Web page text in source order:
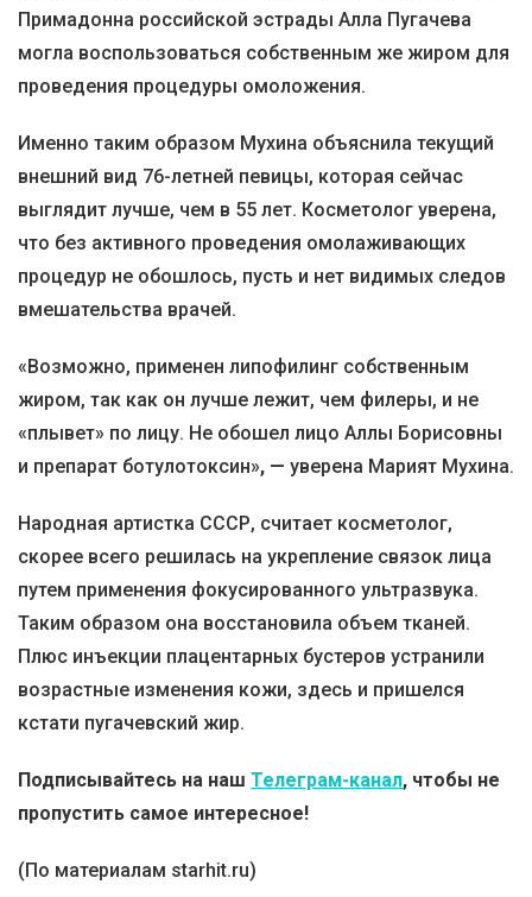
Примадонна российской эстрады Алла Пугачева
могла воспользоваться собственным же жиром для
проведения процедуры омоложения.
Именно таким образом Мухина объяснила текущий
внешний вид 76-летней певицы, которая сейчас
выглядит лучше, чем в 55 лет. Косметолог уверена,
что без активного проведения омолаживающих
процедур не обошлось, пусть и нет видимых следов
вмешательства врачей.
«Возможно, применен липофилинг собственным
жиром, так как он лучше лежит, чем филеры, и не
«плывет» по лицу. Не обошел лицо Аллы Борисовны
и препарат ботулотоксин», — уверена Марият Мухина.
Народная артистка СССР, считает косметолог,
скорее всего решилась на укрепление связок лица
путем применения фокусированного ультразвука.
Таким образом она восстановила объем тканей.
Плюс инъекции плацентарных бустеров устранили
возрастные изменения кожи, здесь и пришелся
кстати пугачевский жир.
Подписывайтесь на наш Телеграм-канал, чтобы не
пропустить самое интересное!
(По материалам starhit.ru)